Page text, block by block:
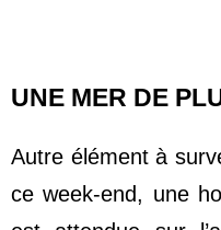
UNE MER DE
Autre élément à
ce week-end, une